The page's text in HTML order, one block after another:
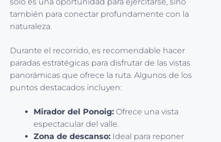
también para conectar profundamente con la
naturaleza.
Durante el recorrido, es recomendable hacer
paradas estratégicas para disfrutar de las vistas
panorámicas que ofrece la ruta. Algunos de los
puntos destacados incluyen:
Mirador del Ponoig: Ofrece una vista
espectacular del valle.
Zona de descanso: Ideal para reponer